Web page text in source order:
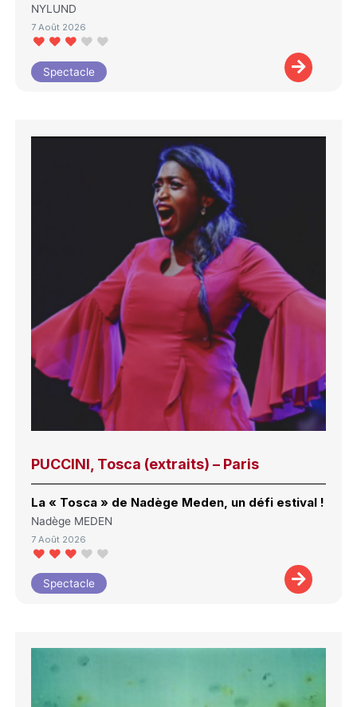
NYLUND
7 Août 2026
Spectacle
PUCCINI, Tosca (extraits) – Paris
La « Tosca » de Nadège Meden, un défi estival !
Nadège MEDEN
7 Août 2026
Spectacle